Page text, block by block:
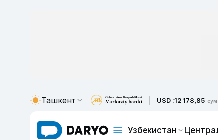
Ташкент USD :12 178,85 сум
Узбекистан